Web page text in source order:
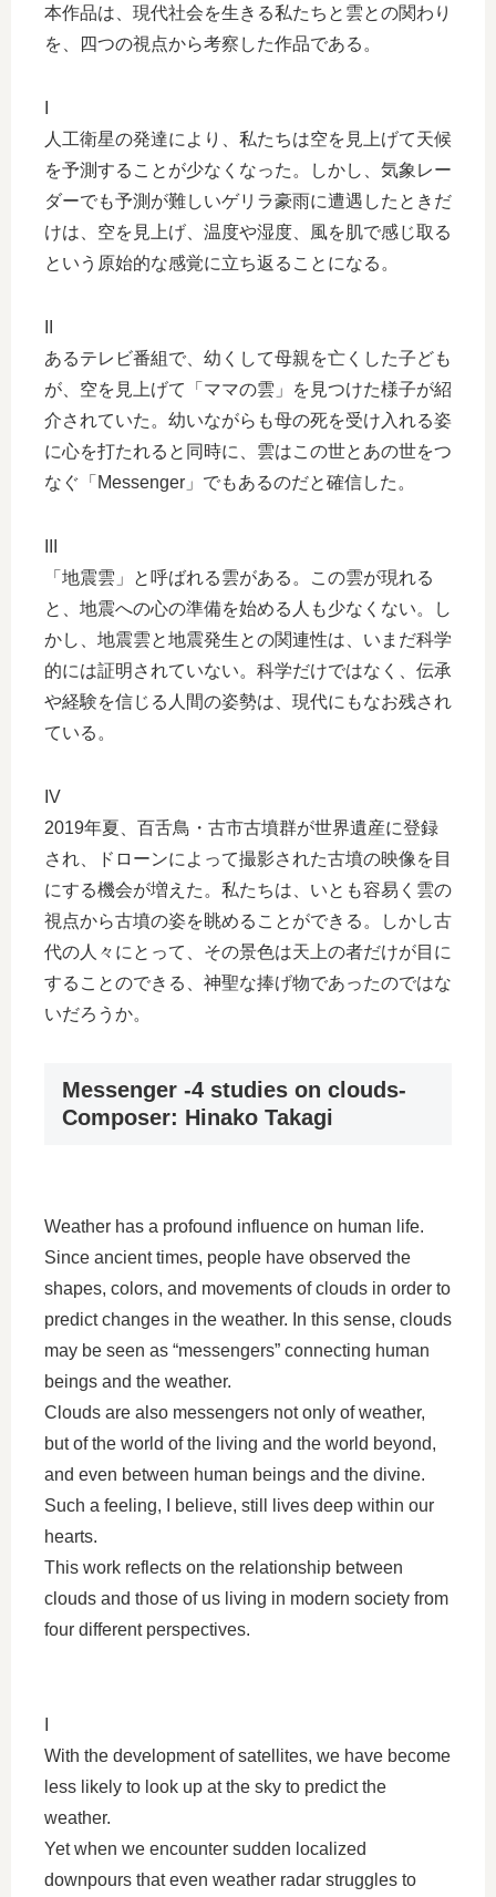
本作品は、現代社会を生きる私たちと雲との関わり
を、四つの視点から考察した作品である。
人工衛星の発達により、私たちは空を見上げて天候
を予測することが少なくなった。しかし、気象レー
ダーでも予測が難しいゲリラ豪雨に遭遇したときだ
けは、空を見上げ、温度や湿度、風を肌で感じ取る
という原始的な感覚に立ち返ることになる。
あるテレビ番組で、幼くして母親を亡くした子ども
が、空を見上げて「ママの雲」を見つけた様子が紹
介されていた。幼いながらも母の死を受け入れる姿
に心を打たれると同時に、雲はこの世とあの世をつ
なぐ「Messenger」でもあるのだと確信した。
「地震雲」と呼ばれる雲がある。この雲が現れる
と、地震への心の準備を始める人も少なくない。し
かし、地震雲と地震発生との関連性は、いまだ科学
的には証明されていない。科学だけではなく、伝承
や経験を信じる人間の姿勢は、現代にもなお残され
ている。
IV
2019年夏、百舌鳥・古市古墳群が世界遺産に登録
され、ドローンによって撮影された古墳の映像を目
にする機会が増えた。私たちは、いとも容易く雲の
視点から古墳の姿を眺めることができる。しかし古
代の人々にとって、その景色は天上の者だけが目に
することのできる、神聖な捧げ物であったのではな
いだろうか。
Messenger -4 studies on clouds-
Composer: Hinako Takagi
Weather has a profound influence on human life.
Since ancient times, people have observed the
shapes, colors, and movements of clouds in order to
predict changes in the weather. In this sense, clouds
may be seen as “messengers” connecting human
beings and the weather.
Clouds are also messengers not only of weather,
but of the world of the living and the world beyond,
and even between human beings and the divine.
Such a feeling, I believe, still lives deep within our
hearts.
This work reflects on the relationship between
clouds and those of us living in modern society from
four different perspectives.
With the development of satellites, we have become
less likely to look up at the sky to predict the
weather.
Yet when we encounter sudden localized
downpours that even weather radar struggles to